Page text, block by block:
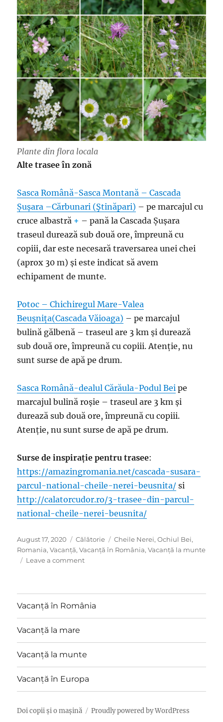
Plante din flora locala
Alte trasee în zonă
Sasca Română-Sasca Montană – Cascada
Șușara –Cărbunari (Ştinăpari) – pe marcajul cu
cruce albastră + – pană la Cascada Șușara
traseul durează sub două ore, împreună cu
copiii, dar este necesară traversarea unei chei
(aprox 30 m) și este indicat să avem
echipament de munte.
Potoc – Chichiregul Mare-Valea
Beușnița(Cascada Văioaga) – pe marcajul
bulină gălbenă – traseul are 3 km și durează
sub două ore, împreună cu copiii. Atenție, nu
sunt surse de apă pe drum.
Sasca Română-dealul Cărăula-Podul Bei pe
marcajul bulină roșie – traseul are 3 km și
durează sub două ore, împreună cu copiii.
Atenție, nu sunt surse de apă pe drum.
Surse de inspirație pentru trasee:
https://amazingromania.net/cascada-susara-
parcul-national-cheile-nerei-beusnita/ si
http://calatorcudor.ro/3-trasee-din-parcul-
national-cheile-nerei-beusnita/
Posted
on
August 17, 2020 Categories
Călătorie Tags
Cheile Nerei,Ochiul Bei,
Romania,Vacanță,Vacanță în România,Vacanță la munte
Leave a commenton
Vacanță în România
Vacanță la mare
Vacanță la munte
Vacanță în Europa
Doi copii și o mașină Proudly powered by WordPress